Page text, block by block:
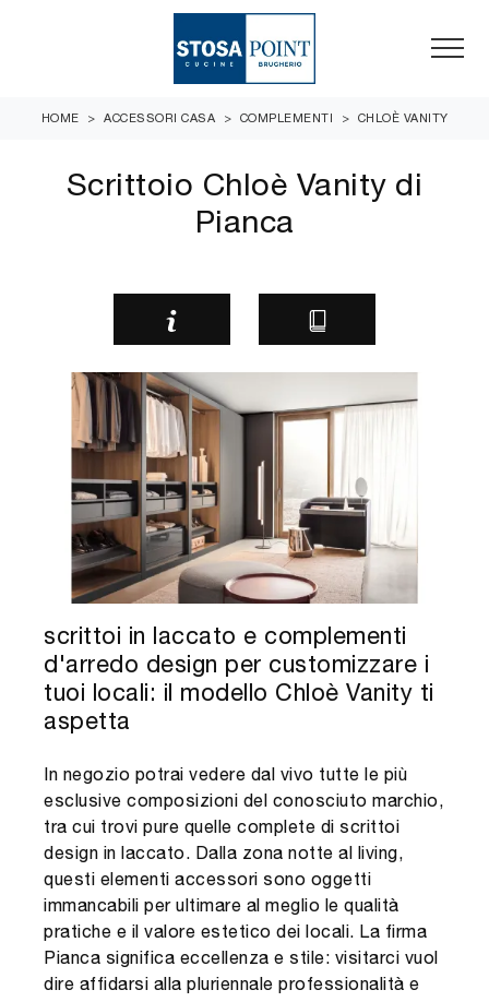
HOME > ACCESSORI CASA > COMPLEMENTI > CHLOÈ VANITY
Scrittoio Chloè Vanity di
Pianca
scrittoi in laccato e complementi
d'arredo design per customizzare i
tuoi locali: il modello Chloè Vanity ti
aspetta
In negozio potrai vedere dal vivo tutte le più
esclusive composizioni del conosciuto marchio,
tra cui trovi pure quelle complete di scrittoi
design in laccato. Dalla zona notte al living,
questi elementi accessori sono oggetti
immancabili per ultimare al meglio le qualità
pratiche e il valore estetico dei locali. La firma
Pianca significa eccellenza e stile: visitarci vuol
dire affidarsi alla pluriennale professionalità e